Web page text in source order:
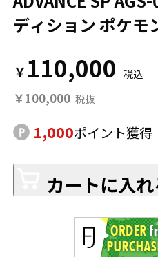
ディション ポケモ
￥ 110,000
￥100,000
1,000ポイント獲得
カートに入れ